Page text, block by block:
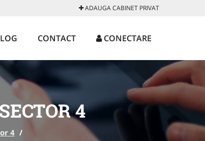
ADAUGA CABINET PRIVAT
CONTACT CONECTARE
4
4 /